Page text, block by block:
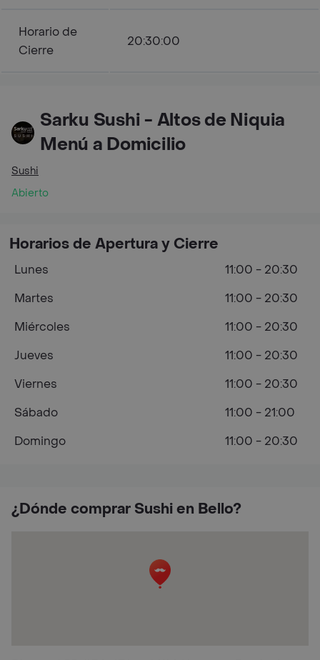
Horario de
Cierre
20:30:00
Sarku Sushi - Altos de Niquia
Menú a Domicilio
Sushi
Abierto
¿Dónde comprar Sushi en Bello?
Horarios de Apertura y Cierre
Lunes
11:00 - 20:30
Martes
11:00 - 20:30
Miércoles
11:00 - 20:30
Jueves
11:00 - 20:30
Viernes
11:00 - 20:30
Sábado
11:00 - 21:00
Domingo
11:00 - 20:30